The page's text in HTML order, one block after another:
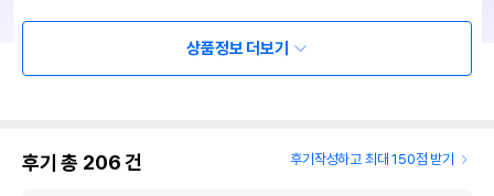
상품정보 더보기
후기 총 206건 후기작성하고 최대 150점 받기